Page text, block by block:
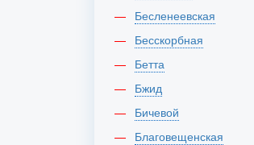
Бесленеевская
Бесскорбная
Бетта
Бжид
Бичевой
Благовещенская